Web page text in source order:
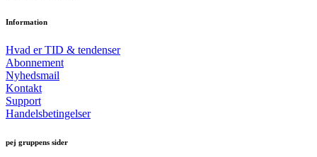
Information
Hvad er TID & tendenser
Abonnement
Nyhedsmail
Kontakt
Support
Handelsbetingelser
pej gruppens sider